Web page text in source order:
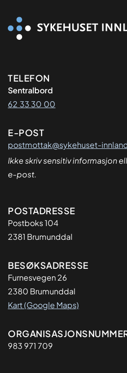
TELEFON
Sentralbord
62 33 30 00
E-POST
postmottak@sykehuset-
Ikke skriv sensitiv informasjon
e-post.
Adresse
POSTADRESSE
Postboks 104
2381 Brumunddal
BESØKSADRESSE
Furnesvegen 26
2380 Brumunddal
Kart (Google Maps)
Organisasjon
983 971 709